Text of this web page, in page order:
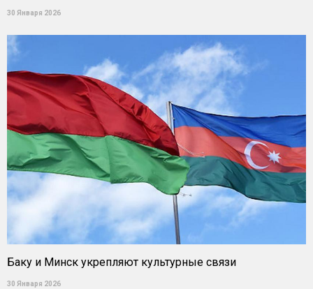
30 Января 2026
Баку и Минск укрепляют культурные связи
30 Января 2026